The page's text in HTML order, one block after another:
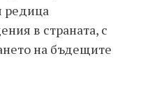
редица
в страната, с
на бъдещите